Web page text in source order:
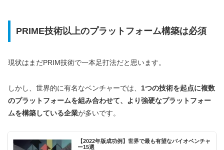
PRIME技術以上のプラットフォーム構築は必須
現状はまだPRIM技術で一本足打法だと思います。
しかし、世界的に有名なベンチャーでは、 1つの技術を起点に複数
のプラットフォームを組み合わせて、より強硬なプラットフォー
ムを構築している企業が多いです。
【2022年版成功例】世界で最も有望なバイオベンチャ
ー15選